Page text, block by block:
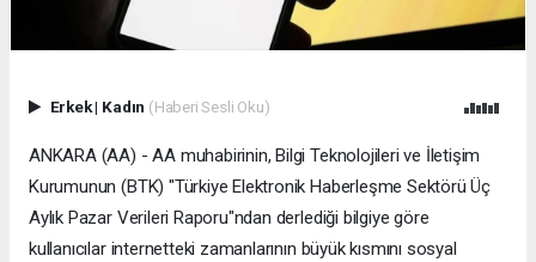
Erkek| Kadın (Haberi Sesli Oku)
ANKARA (AA) - AA muhabirinin, Bilgi Teknolojileri ve İletişim
Kurumunun (BTK) "Türkiye Elektronik Haberleşme Sektörü Üç
Aylık Pazar Verileri Raporu"ndan derlediği bilgiye göre
kullanıcılar internetteki zamanlarının​​​​​​​ büyük kısmını sosyal